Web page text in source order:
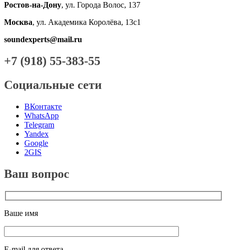
Ростов-на-Дону, ул. Города Волос, 137
Москва, ул. Академика Королёва, 13с1
soundexperts@mail.ru
+7 (918) 55-383-55
Социальные сети
ВКонтакте
WhatsApp
Telegram
Yandex
Google
2GIS
Ваш вопрос
Ваше имя